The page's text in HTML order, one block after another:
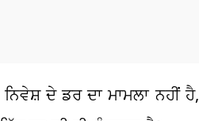
ਦੇ ਡਰ ਦਾ ਮਾਮਲਾ ਨਹੀਂ